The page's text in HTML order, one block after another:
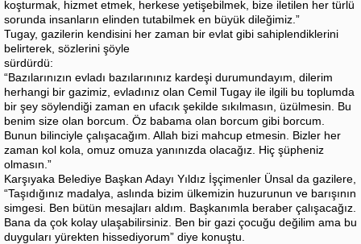
koşturmak, hizmet etmek, herkese yetişebilmek, bize iletilen her türlü
sorunda insanların elinden tutabilmek en büyük dileğimiz.”
Tugay, gazilerin kendisini her zaman bir evlat gibi sahiplendiklerini
belirterek, sözlerini şöyle
sürdürdü:
“Bazılarınızın evladı bazılarınınız kardeşi durumundayım, dilerim
herhangi bir gazimiz, evladınız olan Cemil Tugay ile ilgili bu toplumda
bir şey söylendiği zaman en ufacık şekilde sıkılmasın, üzülmesin. Bu
benim size olan borcum. Öz babama olan borcum gibi borcum.
Bunun bilinciyle çalışacağım. Allah bizi mahcup etmesin. Bizler her
zaman kol kola, omuz omuza yanınızda olacağız. Hiç şüpheniz
olmasın.”
Karşıyaka Belediye Başkan Adayı Yıldız İşçimenler Ünsal da gazilere,
“Taşıdığınız madalya, aslında bizim ülkemizin huzurunun ve barışının
simgesi. Ben bütün mesajları aldım. Başkanımla beraber çalışacağız.
Bana da çok kolay ulaşabilirsiniz. Ben bir gazi çocuğu değilim ama bu
duyguları yürekten hissediyorum” diye konuştu.